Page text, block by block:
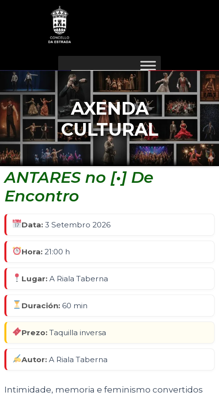
AXENDA
CULTURAL
ANTARES no [•] De
Encontro
Data: 3 Setembro 2026
Hora: 21:00 h
Lugar: A Riala Taberna
Duración: 60 min
Prezo: Taquilla inversa
Autor: A Riala Taberna
Intimidade, memoria e feminismo convertidos